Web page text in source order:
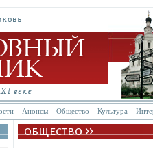
Анонсы Общество Культура